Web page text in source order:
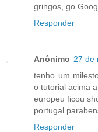
gringos, go
Responder
Anônimo 27 de
tenho um
o tutorial acima
europeu ficou
Responder